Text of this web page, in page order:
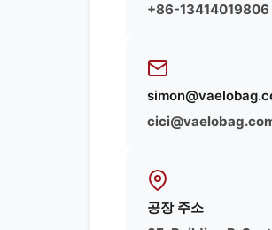
+86-13414019806
공장 주소